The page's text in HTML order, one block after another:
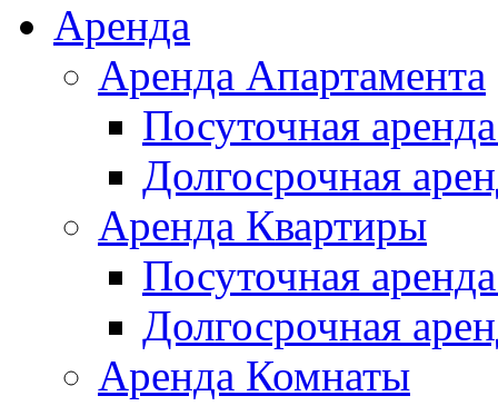
Аренда
Аренда Апартамента
Посуточная
Долгосрочная
Аренда Квартиры
Посуточная
Долгосрочная
Аренда Комнаты